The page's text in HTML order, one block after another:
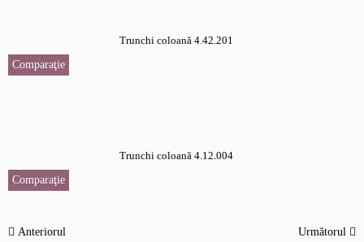
Trunchi coloană 4.42.201
Comparaţie
Trunchi coloană 4.12.004
Comparaţie
Anteriorul Următorul